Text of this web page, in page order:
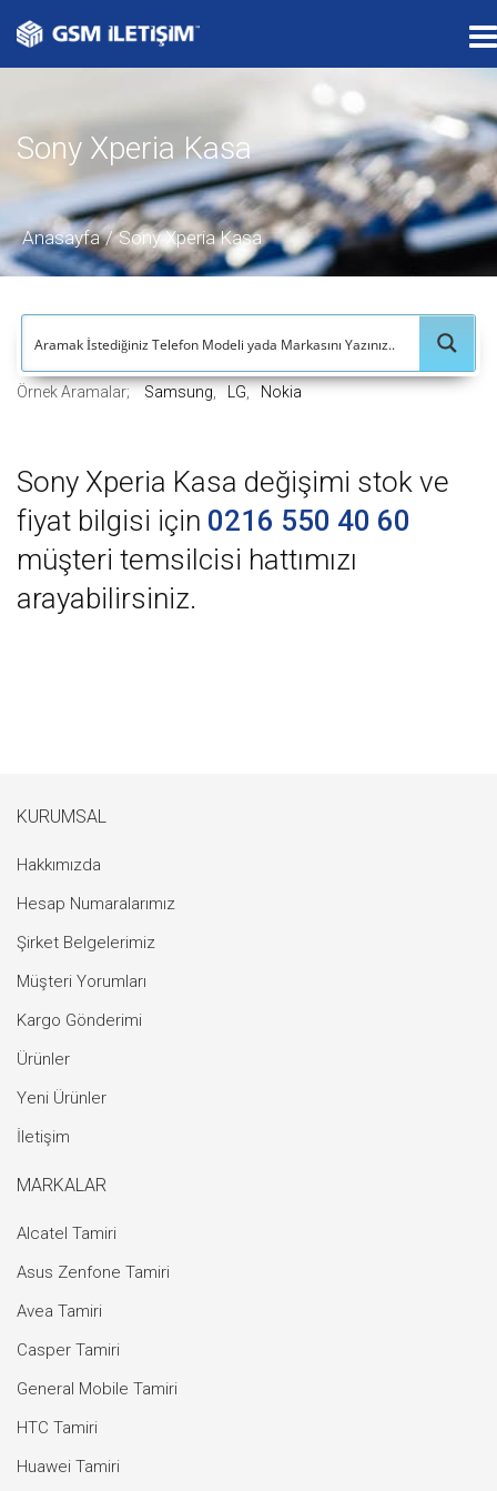
T
o
g
l
e
n
a
Sony Xperia Kasa
Anasayfa Sony Xperia Kasa
Örnek Aramalar; Samsung LG Nokia
Sony Xperia Kasa değişimi stok ve
fiyat bilgisi için 0216 550 40 60
müşteri temsilcisi hattımızı
arayabilirsiniz.
KURUMSAL
Hakkımızda
Hesap Numaralarımız
Şirket Belgelerimiz
Müşteri Yorumları
Kargo Gönderimi
Ürünler
Yeni Ürünler
İletişim
MARKALAR
Alcatel Tamiri
Asus Zenfone Tamiri
Avea Tamiri
Casper Tamiri
General Mobile Tamiri
HTC Tamiri
Huawei Tamiri